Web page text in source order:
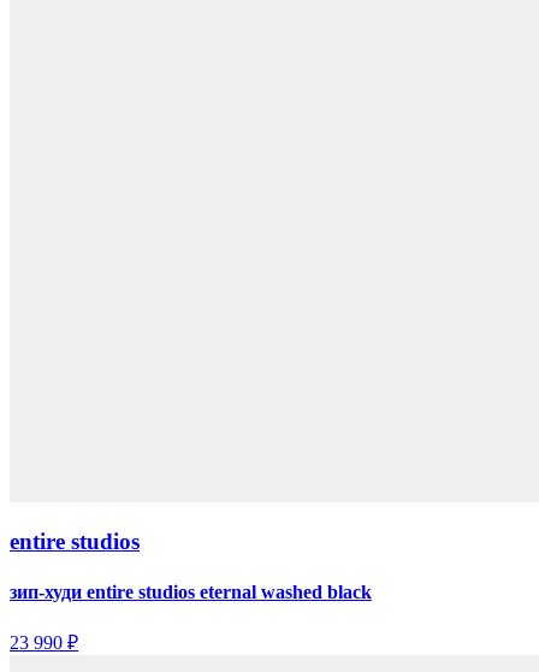
entire studios
зип-худи entire studios eternal washed black
23 990 ₽